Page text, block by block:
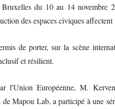
du 10 au 14 novembre
des espaces civiques
de porter, sur la scène
et résilient.
l'Union Européenne, M.
de Mapou Lab, a participé à une